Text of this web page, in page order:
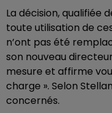
La décision, qualifiée
toute utilisation de
n’ont pas été
son nouveau
mesure et affirme
charge ». Selon
concernés.